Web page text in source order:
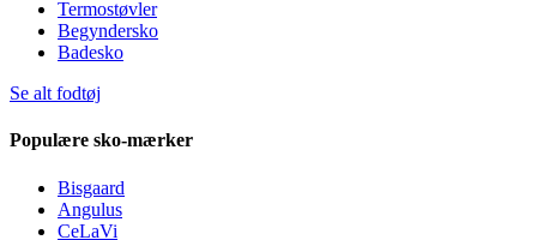
Termostøvler
Begyndersko
Badesko
Se alt fodtøj
Populære sko-mærker
Bisgaard
Angulus
CeLaVi